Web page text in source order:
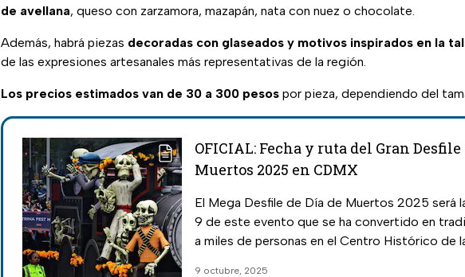
de avellana, queso con zarzamora, mazapán, nata con nuez o chocolate.
Además, habrá piezas decoradas con glaseados y motivos inspirados en la
de las expresiones artesanales más representativas de la región.
Los precios estimados van de 30 a 300 pesos por pieza, dependiendo del
OFICIAL: Fecha y ruta del Gran Desfile
Muertos 2025 en CDMX
El Mega Desfile de Día de Muertos 2025 será
9 de este evento que se ha convertido en
a miles de personas en el Centro Histórico de
9 octubre, 2025